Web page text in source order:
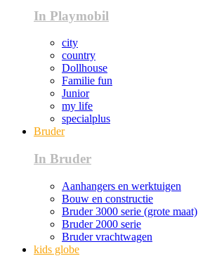
In Playmobil
city
country
Dollhouse
Familie fun
Junior
my life
specialplus
Bruder
In Bruder
Aanhangers en werktuigen
Bouw en constructie
Bruder 3000 serie (grote maat)
Bruder 2000 serie
Bruder vrachtwagen
kids globe